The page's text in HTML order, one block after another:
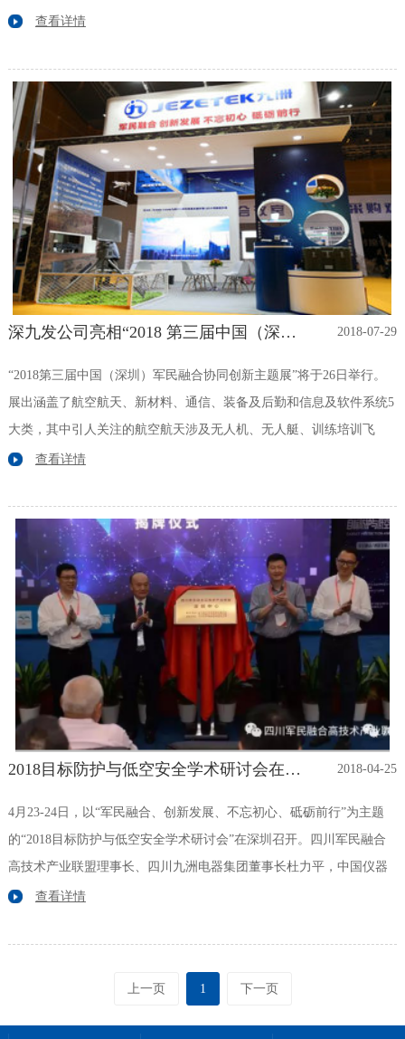
查看详情
深九发公司亮相“2018 第三届中国（深圳）军民融合协同创新主题展” 2018-07-29
“2018第三届中国（深圳）军民融合协同创新主题展”将于26日举行。
展出涵盖了航空航天、新材料、通信、装备及后勤和信息及软件系统5
大类，其中引人关注的航空航天涉及无人机、无人艇、训练培训飞
机、飞行控制系统以及潜水器等；新材料展示领域则有军民两用材
材料等。
查看详情
2018目标防护与低空安全学术研讨会在深圳召开 四川军民融合高技术产业联盟（深圳）中心揭牌成立 2018-04-25
4月23-24日，以“军民融合、创新发展、不忘初心、砥砺前行”为主题
的“2018目标防护与低空安全学术研讨会”在深圳召开。四川军民融合
高技术产业联盟理事长、四川九洲电器集团董事长杜力平，中国仪器
仪表学会秘书长武娟，工业和信息化部中小企业发展促进中心处长宋
四川军民融合高技术产业联盟副理事长孙仲、中国人民解放军国防大
查看详情
上一页 1 下一页